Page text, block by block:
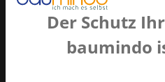
Der Schutz
baumindo
Zahlungsarten